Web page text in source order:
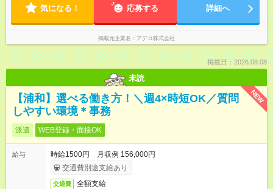
気になる！ 応募する 詳細へ
掲載元企業名 アデコ株式会社
掲載日：2026.08.08
未読
NEW
【浦和】選べる働き方！＼週4×時短OK／質問
しやすい環境＊事務
派遣 WEB登録・面接OK
給与
時給1500円 月収例 156,000円
交通費別途支給あり
交通費 全額支給